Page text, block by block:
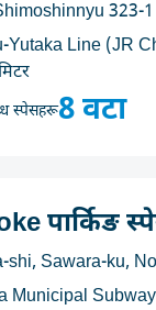
323-1
Line (JR
स्पेसहरू8 वटा
पार्किङ
shi, Sawara-ku,
Municipal